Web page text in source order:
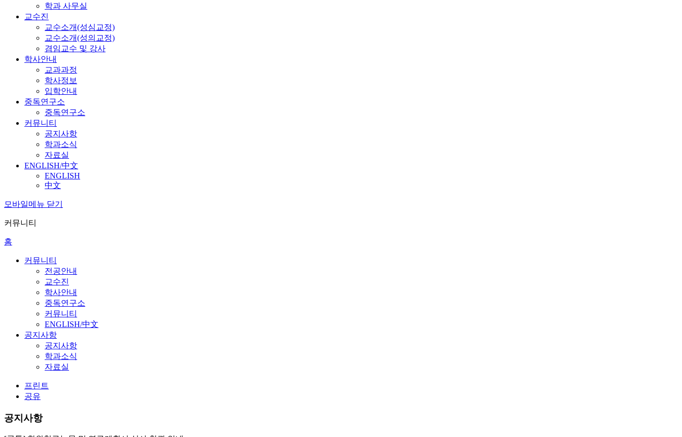
학과 사무실
교수진
교수소개(성심교정)
교수소개(성의교정)
겸임교수 및 강사
학사안내
교과과정
학사정보
입학안내
중독연구소
중독연구소
커뮤니티
공지사항
학과소식
자료실
ENGLISH/中文
ENGLISH
中文
모바일메뉴 닫기
커뮤니티
홈
커뮤니티
전공안내
교수진
학사안내
중독연구소
커뮤니티
ENGLISH/中文
공지사항
공지사항
학과소식
자료실
프린트
공유
공지사항